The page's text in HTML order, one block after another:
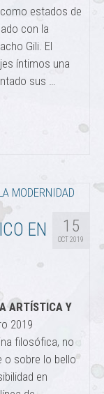
estados de
con la
Gili. El
íntimos una
sus …
15
OCT 2019
EN
ARTÍSTICA Y
2019
filosófica, no
o sobre lo bello
en